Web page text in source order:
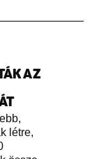
AZ
létre,